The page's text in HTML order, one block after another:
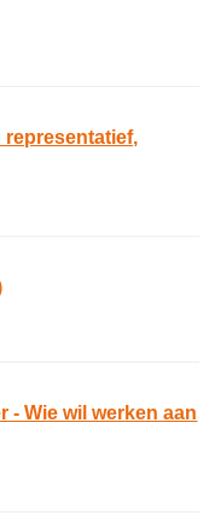
representatief,
- Wie wil werken aan